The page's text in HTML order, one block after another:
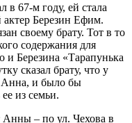
в 67-м году, ей стала
Березин Ефим.
своему брату. Тот в то
содержания для
Березина «Тарапунька
сказал брату, что у
Анна, и было бы
из семьи.
Анны – по ул. Чехова в